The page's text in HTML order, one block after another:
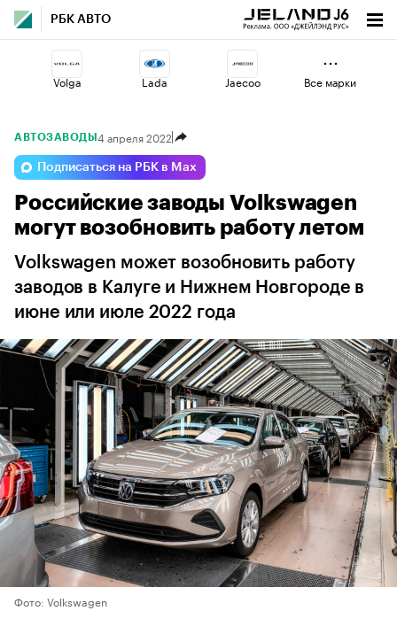
РБК АВТО
Volga Lada Jaecoo
Changan Geely
Haval Esteo Omoda
Все марки
АВТОЗАВОДЫ 4 апреля 2022
Подписаться на РБК в Max
Российские заводы Volkswagen
могут возобновить работу летом
Volkswagen может возобновить работу
заводов в Калуге и Нижнем Новгороде в
июне или июле 2022 года
Фото: Volkswagen